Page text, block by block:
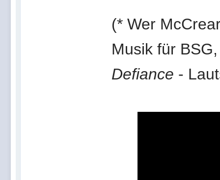
(* Wer
Musik für
Defiance -